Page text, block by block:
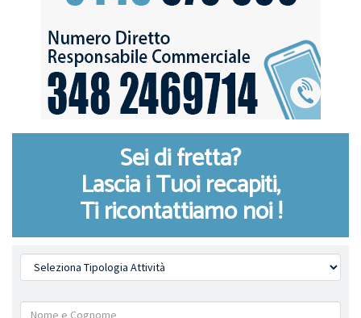
Sei di fretta?
Lascia i Tuoi recapiti,
Ti ricontattiamo noi !